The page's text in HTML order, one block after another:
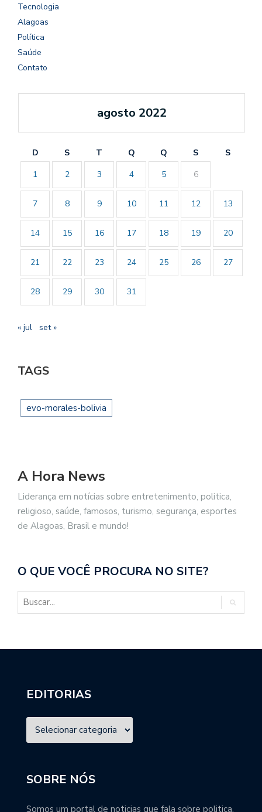
Tecnologia
Alagoas
Política
Saúde
Contato
agosto 2022
D S T Q Q S
S
1
2 3 4 5 6
7 8 9 10 11 12 13
14 15 16 17 18 19 20
21 22 23 24 25 26 27
28 29 30 31
« jul set »
TAGS
evo-morales-bolivia
A Hora News
Liderança em notícias sobre entretenimento, politica,
religioso, saúde, famosos, turismo, segurança, esportes
de Alagoas, Brasil e mundo!
O QUE VOCÊ PROCURA NO SITE?
EDITORIAS
SOBRE NÓS
Somos um portal de noticias que fala sobre politica,